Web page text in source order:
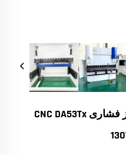
خرکان سروو PSB با ترمز فشاری CNC DA53Tx